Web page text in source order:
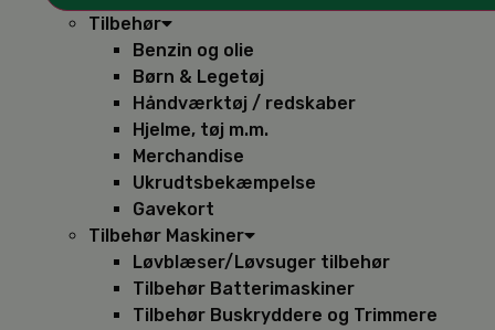
Tilbehør
Benzin og olie
Børn & Legetøj
Håndværktøj / redskaber
Hjelme, tøj m.m.
Merchandise
Ukrudtsbekæmpelse
Gavekort
Tilbehør Maskiner
Løvblæser/Løvsuger tilbehør
Tilbehør Batterimaskiner
Tilbehør Buskryddere og Trimmere